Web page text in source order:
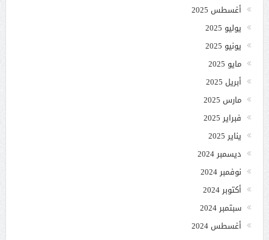
أغسطس 2025
يوليو 2025
يونيو 2025
مايو 2025
أبريل 2025
مارس 2025
فبراير 2025
يناير 2025
ديسمبر 2024
نوفمبر 2024
أكتوبر 2024
سبتمبر 2024
أغسطس 2024